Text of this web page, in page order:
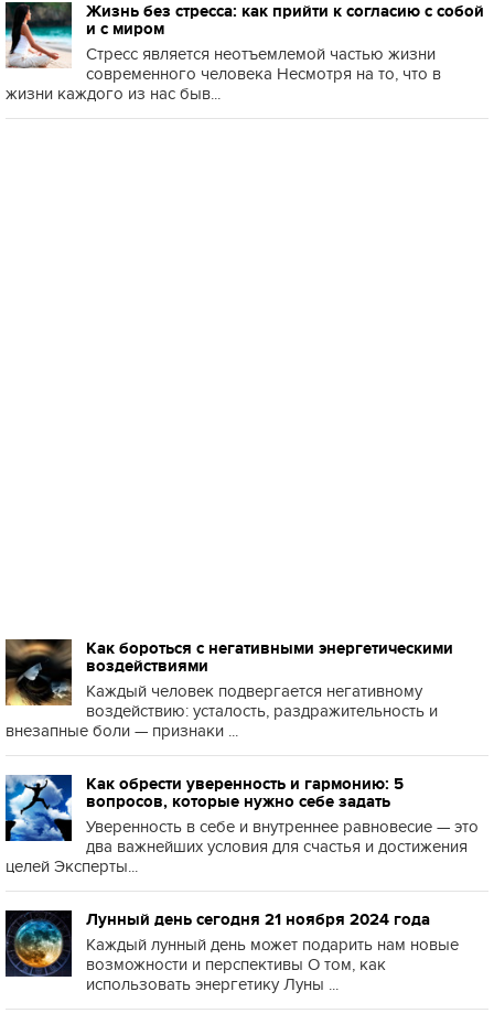
Жизнь без стресса: как прийти к согласию с собой
и с миром
Стресс является неотъемлемой частью жизни
современного человека Несмотря на то, что в
жизни каждого из нас быв...
Как бороться с негативными энергетическими
воздействиями
Каждый человек подвергается негативному
воздействию: усталость, раздражительность и
внезапные боли — признаки ...
Как обрести уверенность и гармонию: 5
вопросов, которые нужно себе задать
Уверенность в себе и внутреннее равновесие — это
два важнейших условия для счастья и достижения
целей Эксперты...
Лунный день сегодня 21 ноября 2024 года
Каждый лунный день может подарить нам новые
возможности и перспективы О том, как
использовать энергетику Луны ...